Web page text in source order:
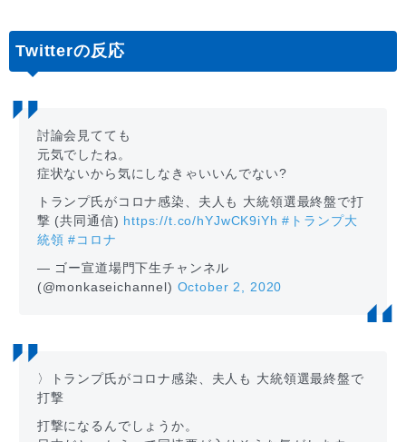
Twitterの反応
討論会見てても
元気でしたね。
症状ないから気にしなきゃいいんでない?
トランプ氏がコロナ感染、夫人も 大統領選最終盤で打
撃 (共同通信) https://t.co/hYJwCK9iYh #トランプ大
統領 #コロナ
— ゴー宣道場門下生チャンネル
(@monkaseichannel) October 2, 2020
〉トランプ氏がコロナ感染、夫人も 大統領選最終盤で
打撃
打撃になるんでしょうか。